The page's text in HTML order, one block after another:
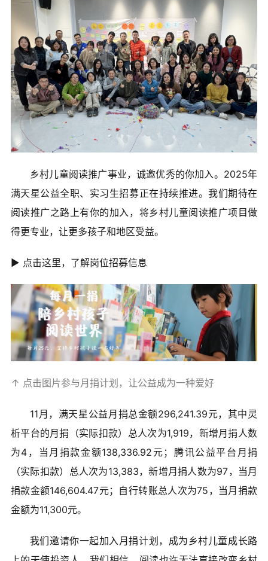
乡村儿童阅读推广事业，诚邀优秀的你加入。2025年
满天星公益全职、实习生招募正在持续推进。我们期待在
阅读推广之路上有你的加入，将乡村儿童阅读推广项目做
得更专业，让更多孩子和地区受益。
▶ 点击这里，了解岗位招募信息
↑ 点击图片参与月捐计划，让公益成为一种爱好
11月，满天星公益月捐总金额296,241.39元，其中灵
析平台的月捐（实际扣款）总人次为1,919，新增月捐人数
为4，当月捐款金额138,336.92元；腾讯公益平台月捐
（实际扣款）总人次为13,383，新增月捐人数为97，当月
捐款金额146,604.47元；自行转账总人次为75，当月捐款
金额为11,300元。
我们邀请你一起加入月捐计划，成为乡村儿童成长路